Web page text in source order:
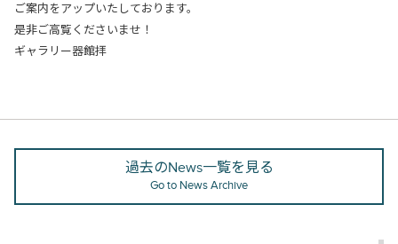
ご案内をアップいたしております。
是非ご高覧くださいませ！
ギャラリー器館拝
過去のNews一覧を見る
Go to News Archive